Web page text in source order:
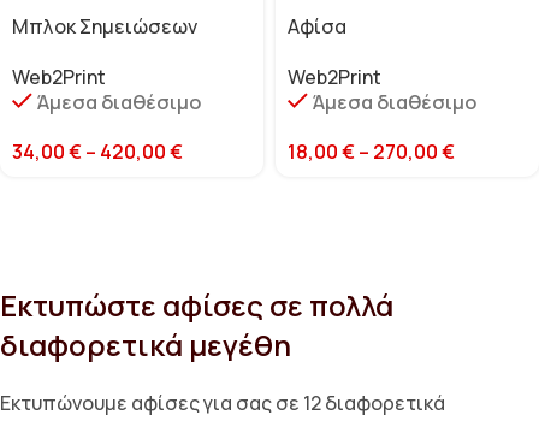
Μπλοκ Σημειώσεων
Web2Print
Άμεσα διαθέσιμο
34,00€ – 420,00€
Αφίσα
Web2Print
Άμεσα διαθέσιμο
18,00€ – 270,00€
Εκτυπώστε αφίσες σε πολλά
διαφορετικά μεγέθη
Εκτυπώνουμε αφίσες για σας σε 12 διαφορετικά